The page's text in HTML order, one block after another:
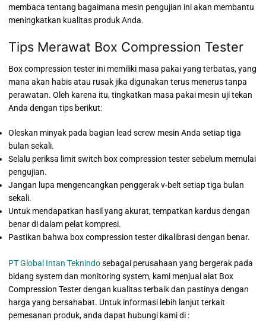
membaca tentang bagaimana mesin pengujian ini akan membantu
meningkatkan kualitas produk Anda.
Tips Merawat Box Compression Tester
Box compression tester ini memiliki masa pakai yang terbatas, yang
mana akan habis atau rusak jika digunakan terus menerus tanpa
perawatan. Oleh karena itu, tingkatkan masa pakai mesin uji tekan
Anda dengan tips berikut:
Oleskan minyak pada bagian lead screw mesin Anda setiap tiga
bulan sekali.
Selalu periksa limit switch box compression tester sebelum memulai
pengujian.
Jangan lupa mengencangkan penggerak v-belt setiap tiga bulan
sekali.
Untuk mendapatkan hasil yang akurat, tempatkan kardus dengan
benar di dalam pelat kompresi.
Pastikan bahwa box compression tester dikalibrasi dengan benar.
PT Global Intan Teknindosebagai perusahaan yang bergerak pada
bidang system dan monitoring system, kami menjual alat Box
Compression Tester dengan kualitas terbaik dan pastinya dengan
harga yang bersahabat. Untuk informasi lebih lanjut terkait
pemesanan produk, anda dapat hubungi kami di :